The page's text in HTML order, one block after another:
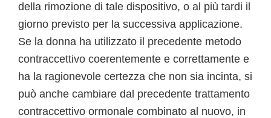
della rimozione di tale dispositivo, o al più tardi il
giorno previsto per la successiva applicazione.
Se la donna ha utilizzato il precedente metodo
contraccettivo coerentemente e correttamente e
ha la ragionevole certezza che non sia incinta, si
può anche cambiare dal precedente trattamento
contraccettivo ormonale combinato al nuovo, in